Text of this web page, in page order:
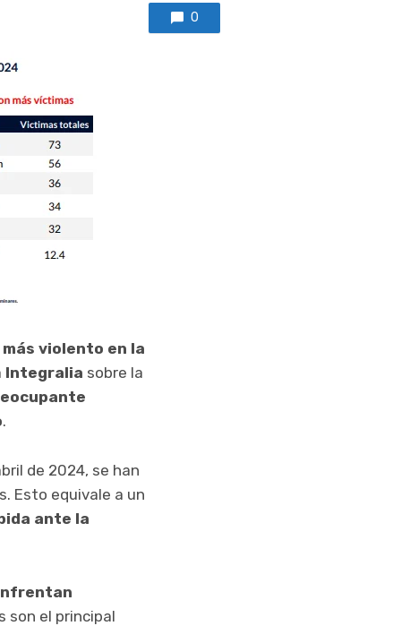
0
violento en la
Integralia sobre la
.
de 2024, se han
Esto equivale a un
ante la
son el principal